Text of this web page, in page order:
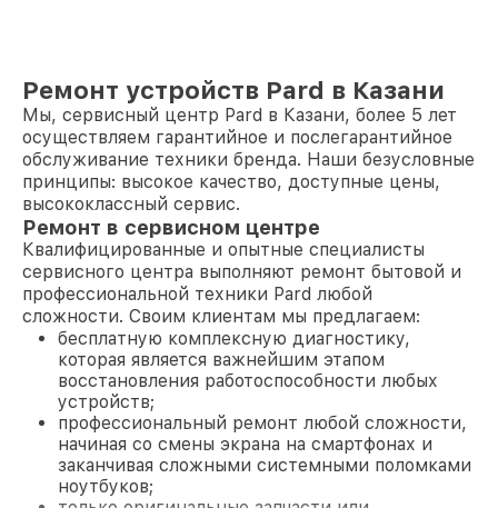
Ремонт устройств Pard в Казани
Мы, сервисный центр Pard в Казани, более 5 лет
осуществляем гарантийное и послегарантийное
обслуживание техники бренда. Наши безусловные
принципы: высокое качество, доступные цены,
высококлассный сервис.
Ремонт в сервисном центре
Квалифицированные и опытные специалисты
сервисного центра выполняют ремонт бытовой и
профессиональной техники Pard любой
сложности. Своим клиентам мы предлагаем:
бесплатную комплексную диагностику,
которая является важнейшим этапом
восстановления работоспособности любых
устройств;
профессиональный ремонт любой сложности,
начиная со смены экрана на смартфонах и
заканчивая сложными системными поломками
ноутбуков;